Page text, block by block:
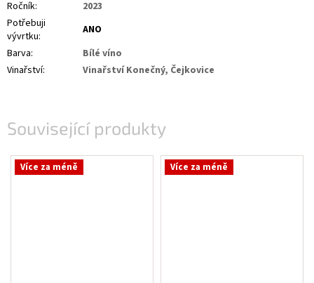
Související produkty
Více za méně Více za méně
Ročník:
2023
Potřebuji
vývrtku:
ANO
Barva:
Bílé víno
Vinařství: Vinařství Konečný, Čejkovice